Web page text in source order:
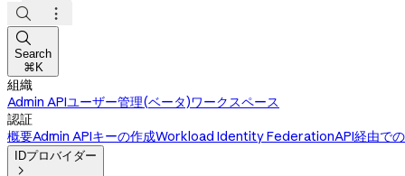



Search
⌘K
組織
Admin APIユーザー管理(ベータ)ワークスペース
認証
概要Admin APIキーの作成Workload Identity FederationAPI経由で
IDプロバイダー
